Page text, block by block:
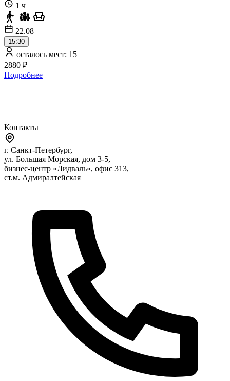
1 ч
22.08
15:30
осталось мест: 15
2880 ₽
Подробнее
Контакты
г. Санкт-Петербург,
ул. Большая Морская, дом 3-5,
бизнес-центр «Лидваль», офис 313,
ст.м. Адмиралтейская